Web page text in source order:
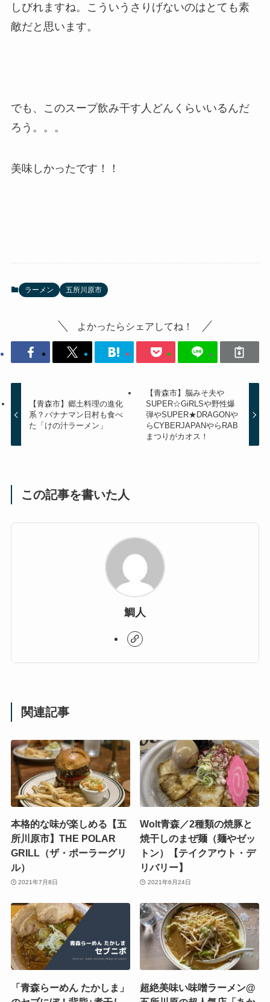
しびれますね。こういうさりげないのはとても素
敵だと思います。
でも、このスープ飲み干す人どんくらいいるんだ
ろう。。。
美味しかったです！！
ラーメン 五所川原市
よかったらシェアしてね！
【青森市】郷土料理の進化
系？バナナマン日村も食べ
た「けの汁ラーメン」
【青森市】脳みそ夫や
SUPER☆GiRLSや野性爆
弾やSUPER★DRAGONや
らCYBERJAPANやらRAB
まつりがカオス！
この記事を書いた人
鯛人
関連記事
本格的な味が楽しめる【五
所川原市】THE POLAR
GRILL（ザ・ポーラーグリ
ル）
2021年7月8日
Wolt青森／2種類の焼豚と
焼干しのまぜ麺（麺やゼッ
トン）【テイクアウト・デ
リバリー】
2021年6月24日
「青森らーめん たかしま」
超絶美味い味噌ラーメン@